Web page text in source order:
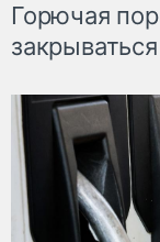
Горючая